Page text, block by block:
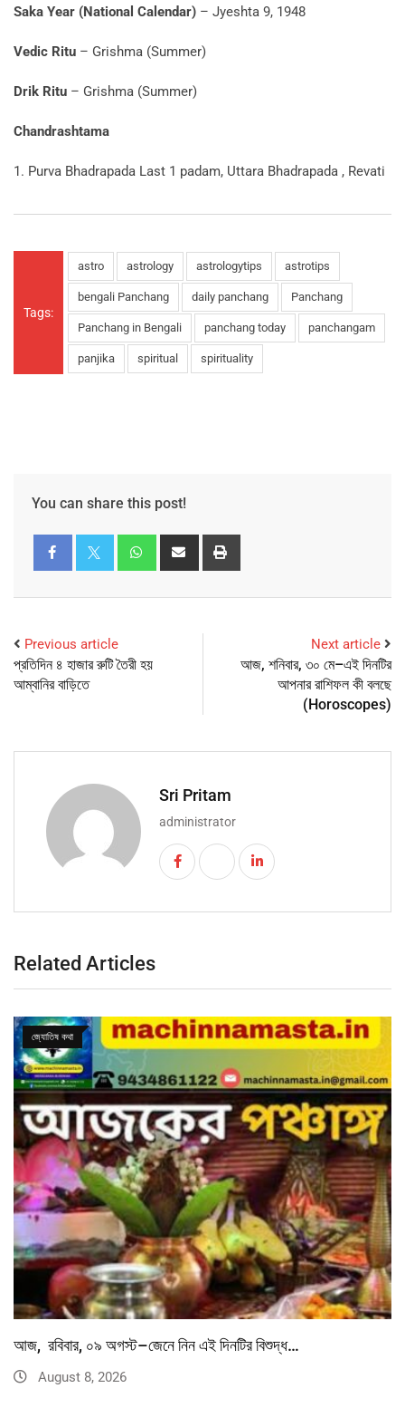
Saka Year (National Calendar) – Jyeshta 9, 1948
Vedic Ritu – Grishma (Summer)
Drik Ritu – Grishma (Summer)
Chandrashtama
1. Purva Bhadrapada Last 1 padam, Uttara Bhadrapada , Revati
Tags:
astro astrology astrologytips astrotips
bengali Panchang daily panchang Panchang
Panchang in Bengali panchang today panchangam
panjika spiritual spirituality
You can share this post!
Previous article
প্রতিদিন ৪ হাজার রুটি তৈরী হয়
আম্বানির বাড়িতে
Next article
আজ, শনিবার, ৩০ মে–এই দিনটির
আপনার রাশিফল কী বলছে
(Horoscopes)
Sri Pritam
administrator
Related Articles
জ্যোতিষ কথা
আজ, রবিবার, ০৯ অগস্ট–জেনে নিন এই দিনটির বিশুদ্ধ…
August 8, 2026